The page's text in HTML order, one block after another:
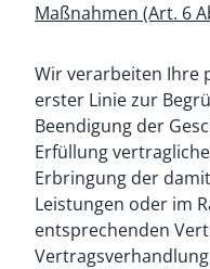
Maßnahmen (Art. 6
Wir verarbeiten Ihre
erster Linie zur
Beendigung der
Erfüllung
Erbringung der
Leistungen oder im
entsprechenden